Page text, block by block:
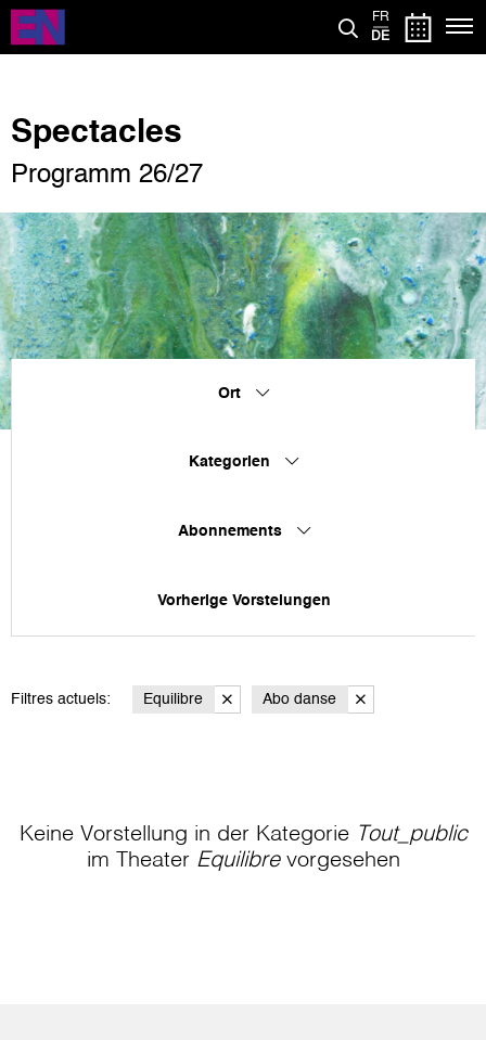
Direkt
zum
Inhalt
FR
DE
Spectacles
Programm 26/27
Ort
Kategorien
Abonnements
Vorherige Vorstelungen
Filtres actuels: Equilibre Abo danse
Keine Vorstellung in der Kategorie Tout_public
im Theater Equilibrevorgesehen